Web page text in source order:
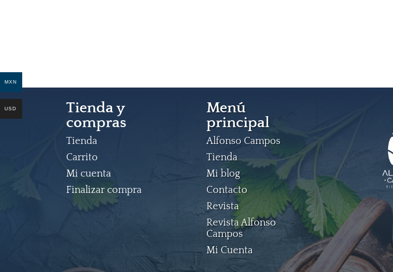
Tienda y
compras
Tienda
Carrito
Mi cuenta
Finalizar compra
Menú
principal
Alfonso Campos
Tienda
Mi blog
Contacto
Revista
Revista Alfonso
Campos
Mi Cuenta
MXN
USD